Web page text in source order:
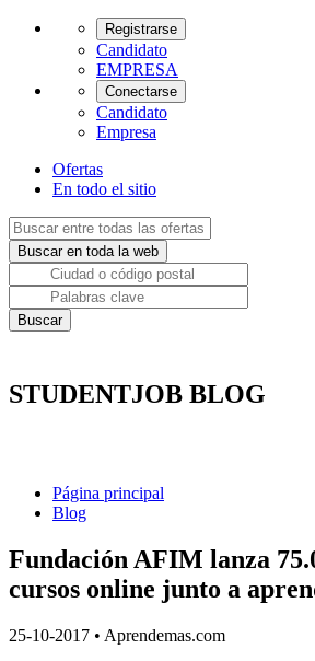
Registrarse
Candidato
EMPRESA
Conectarse
Candidato
Empresa
Ofertas
En todo el sitio
STUDENTJOB BLOG
Página principal
Blog
Fundación AFIM lanza
cursos online junto a
25-10-2017 • Aprendemas.com